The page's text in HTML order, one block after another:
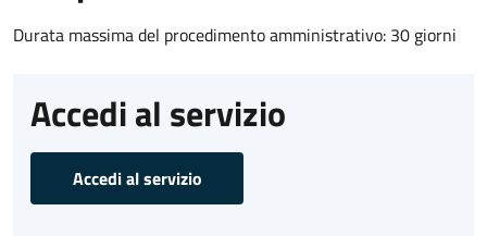
Durata massima del procedimento amministrativo: 30 giorni
Accedi al servizio
Accedi al servizio